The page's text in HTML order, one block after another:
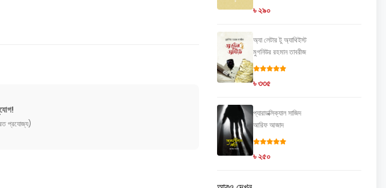
প্রযোজ্য)
৳ ২৯০
অ্যা লেটার টু অ্যাথিইস্ট
মুগনিউর রহমান তাবরীজ
৳ ৩৩৫
প্যারাডক্সিক্যাল সাজিদ
আরিফ আজাদ
৳ ২৫০